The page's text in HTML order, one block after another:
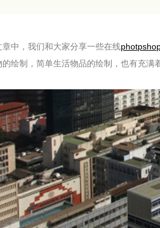
章中，我们和大家分享一些在线
绘制，简单生活物品的绘制，也有充满